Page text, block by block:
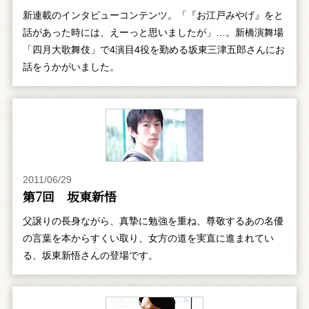
新連載のインタビューコンテンツ。「『お江戸みやげ』をと
話があった時には、えーっと思いましたが」…。新橋演舞場
「四月大歌舞伎」で4演目4役を勤める坂東三津五郎さんにお
話をうかがいました。
2011/06/29
第7回 坂東新悟
父譲りの長身ながら、真摯に勉強を重ね、尊敬するあの名優
の言葉を本からすくい取り、女方の道を実直に進まれてい
る、坂東新悟さんの登場です。